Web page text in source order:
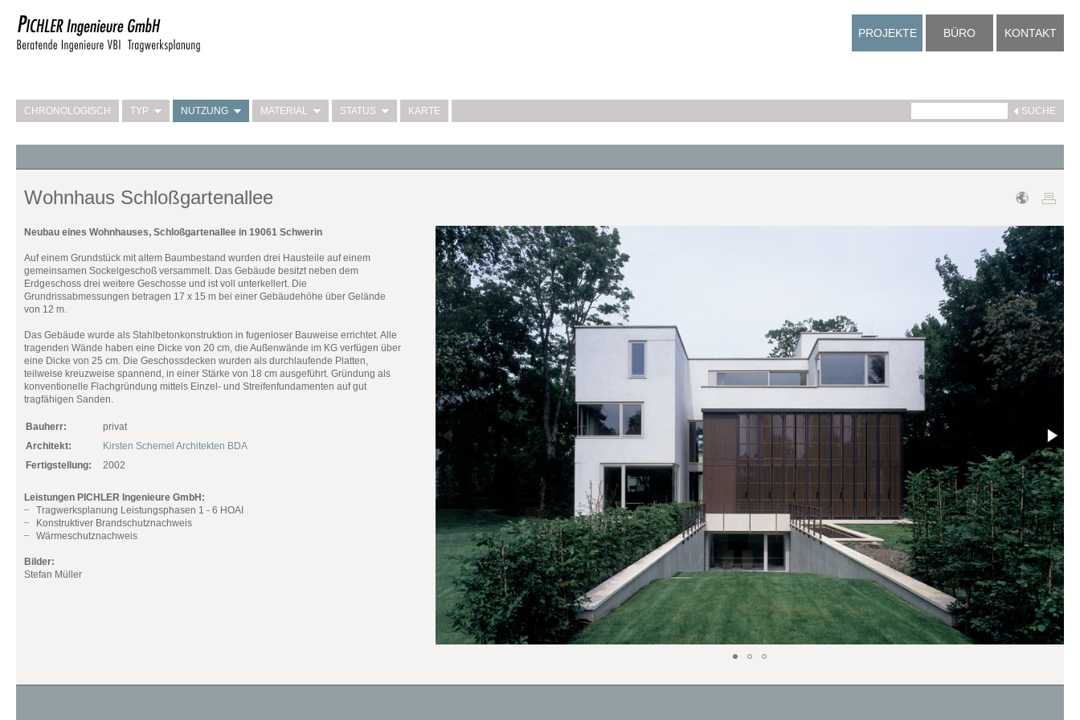
PROJEKTE
CHRONOLOGISCH TYP NUTZUNG MATERIAL STATUS KARTE
BÜRO KONTAKT
Wohnhaus Schloßgartenallee
Neubau eines Wohnhauses, Schloßgartenallee in 19061 Schwerin
Auf einem Grundstück mit altem Baumbestand wurden drei Hausteile auf einem
gemeinsamen Sockelgeschoß versammelt. Das Gebäude besitzt neben dem
Erdgeschoss drei weitere Geschosse und ist voll unterkellert. Die
Grundrissabmessungen betragen 17 x 15 m bei einer Gebäudehöhe über Gelände
von 12 m.
Das Gebäude wurde als Stahlbetonkonstruktion in fugenloser Bauweise errichtet. Alle
tragenden Wände haben eine Dicke von 20 cm, die Außenwände im KG verfügen über
eine Dicke von 25 cm. Die Geschossdecken wurden als durchlaufende Platten,
teilweise kreuzweise spannend, in einer Stärke von 18 cm ausgeführt. Gründung als
konventionelle Flachgründung mittels Einzel- und Streifenfundamenten auf gut
tragfähigen Sanden.
Bauherr:
privat
Architekt:
Kirsten Schemel Architekten BDA
Fertigstellung:
2002
Leistungen PICHLER Ingenieure GmbH:
Tragwerksplanung Leistungsphasen 1 - 6 HOAI
Konstruktiver Brandschutznachweis
Wärmeschutznachweis
Bilder:
Stefan Müller